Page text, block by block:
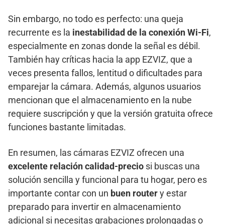
Sin embargo, no todo es perfecto: una queja
recurrente es la inestabilidad de la conexión Wi-Fi,
especialmente en zonas donde la señal es débil.
También hay críticas hacia la app EZVIZ, que a
veces presenta fallos, lentitud o dificultades para
emparejar la cámara. Además, algunos usuarios
mencionan que el almacenamiento en la nube
requiere suscripción y que la versión gratuita ofrece
funciones bastante limitadas.
En resumen, las cámaras EZVIZ ofrecen una
excelente relación calidad-precio si buscas una
solución sencilla y funcional para tu hogar, pero es
importante contar con un buen routery estar
preparado para invertir en almacenamiento
adicional si necesitas grabaciones prolongadas o